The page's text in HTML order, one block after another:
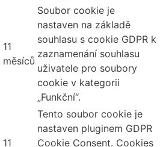
11
měsíců
Soubor cookie je
nastaven na základě
souhlasu s cookie GDPR k
zaznamenání souhlasu
uživatele pro soubory
cookie v kategorii
„Funkční“.
11
Tento soubor cookie je
nastaven pluginem GDPR
Cookie Consent. Cookies